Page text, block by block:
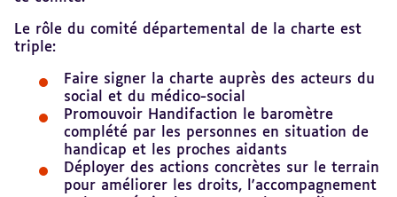
Le rôle du comité départemental de la charte est
triple:
Faire signer la charte auprès des acteurs du
social et du médico-social
Promouvoir Handifaction le baromètre
complété par les personnes en situation de
handicap et les proches aidants
Déployer des actions concrètes sur le terrain
pour améliorer les droits, l'accompagnement